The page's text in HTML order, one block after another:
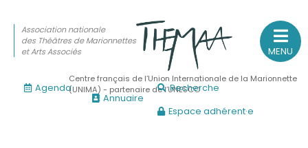
MENU
Association nationale
des Théâtres de Marionnettes
et Arts Associés
Centre français de l’Union Internationale de la Marionnette
(UNIMA) - partenaire de l’UNESCO
Agenda
Annuaire
Recherche
Espace adhérent·e